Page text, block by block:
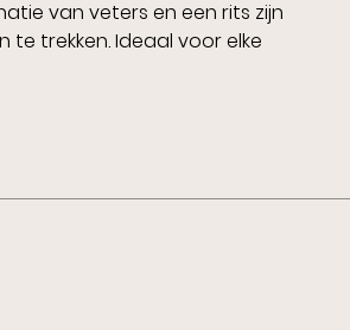
van veters en een rits zijn
te trekken. Ideaal voor elke